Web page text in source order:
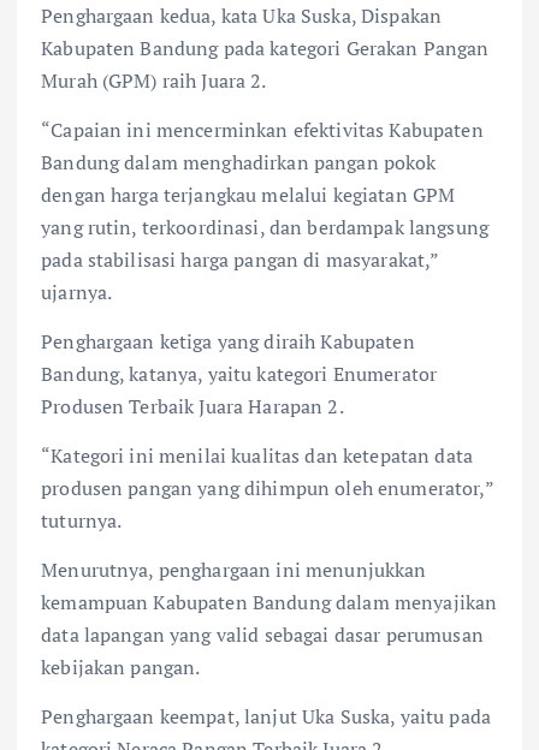
Penghargaan kedua, kata Uka Suska, Dispakan
Kabupaten Bandung pada kategori Gerakan Pangan
Murah (GPM) raih Juara 2.
“Capaian ini mencerminkan efektivitas Kabupaten
Bandung dalam menghadirkan pangan pokok
dengan harga terjangkau melalui kegiatan GPM
yang rutin, terkoordinasi, dan berdampak langsung
pada stabilisasi harga pangan di masyarakat,”
ujarnya.
Penghargaan ketiga yang diraih Kabupaten
Bandung, katanya, yaitu kategori Enumerator
Produsen Terbaik Juara Harapan 2.
“Kategori ini menilai kualitas dan ketepatan data
produsen pangan yang dihimpun oleh enumerator,”
tuturnya.
Menurutnya, penghargaan ini menunjukkan
kemampuan Kabupaten Bandung dalam menyajikan
data lapangan yang valid sebagai dasar perumusan
kebijakan pangan.
Penghargaan keempat, lanjut Uka Suska, yaitu pada